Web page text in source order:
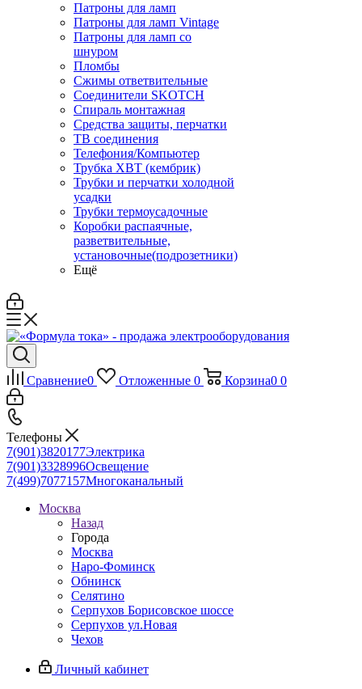
Патроны для ламп
Патроны для ламп Vintage
Патроны для ламп со
шнуром
Пломбы
Сжимы ответвительные
Соединители SKOTCH
Спираль монтажная
Средства защиты, перчатки
ТВ соединения
Телефония/Компьютер
Трубка ХВТ (кембрик)
Трубки и перчатки холодной
усадки
Трубки термоусадочные
Коробки распаячные,
разветвительные,
установочные(подрозетники)
Ещё
Сравнение0 Отложенные 0 Корзина0 0
Телефоны
7(901)3820177Электрика
7(901)3328996Освещение
7(499)7077157Многоканальный
Москва
Назад
Города
Москва
Наро-Фоминск
Обнинск
Селятино
Серпухов Борисовское шоссе
Серпухов ул.Новая
Чехов
Личный кабинет